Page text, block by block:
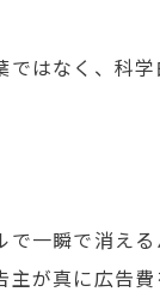
はなく、科学
一瞬で消え
が真に広告